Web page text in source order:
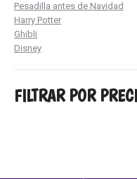
Pesadilla antes de Navidad
Harry Potter
Ghibli
Disney
FILTRAR POR